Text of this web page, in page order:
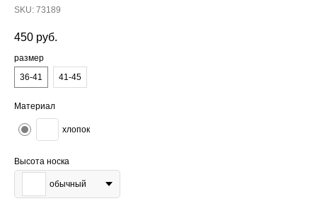
SKU: 73189
450 руб.
размер
36-41
41-45
Материал
хлопок
Высота носка
обычный